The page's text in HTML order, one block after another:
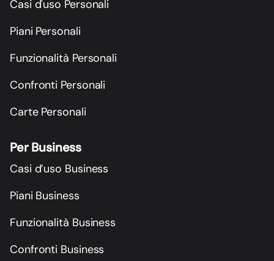
Casi d'uso Personali
Piani Personali
Funzionalità Personali
Confronti Personali
Carte Personali
Per Business
Casi d’uso Business
Piani Business
Funzionalità Business
Confronti Business